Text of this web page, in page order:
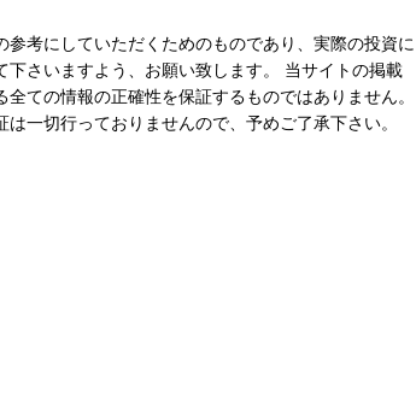
考にしていただくためのものであり、実際の投資に
さいますよう、お願い致します。 当サイトの掲載
ての情報の正確性を保証するものではありません。
一切行っておりませんので、予めご了承下さい。